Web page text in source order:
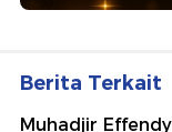
Berita Terkait
Muhadjir